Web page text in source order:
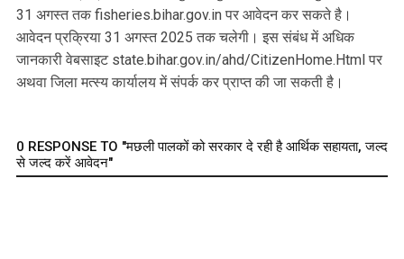
31 अगस्त तक fisheries.bihar.gov.in पर आवेदन कर सकते है।
आवेदन प्रक्रिया 31 अगस्त 2025 तक चलेगी। इस संबंध में अधिक
जानकारी वेबसाइट state.bihar.gov.in/ahd/CitizenHome.Html पर
अथवा जिला मत्स्य कार्यालय में संपर्क कर प्राप्त की जा सकती है।
0 RESPONSE TO "मछली पालकों को सरकार दे रही है आर्थिक सहायता, जल्द
से जल्द करें आवेदन"